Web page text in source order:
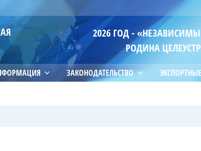
2026 ГОД -
РОДИНА
ЗАКОНОДАТЕЛЬСТВО